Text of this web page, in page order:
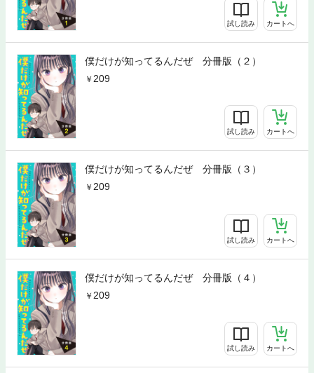
試し読み カートへ
僕だけが知ってるんだぜ 分冊版（２）
209
試し読み カートへ
僕だけが知ってるんだぜ 分冊版（３）
209
試し読み カートへ
僕だけが知ってるんだぜ 分冊版（４）
209
試し読み カートへ